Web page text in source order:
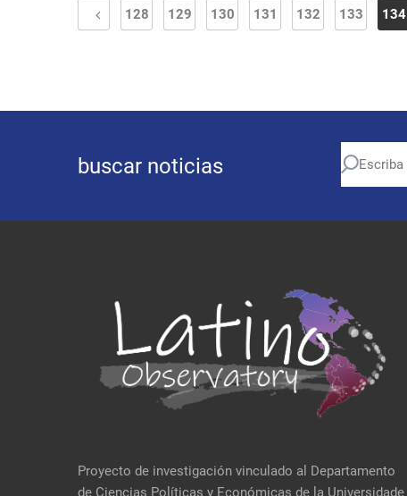
128 129 130 131 132 133 134
buscar noticias
Proyecto de investigación vinculado al Departamento
de Ciencias Políticas y Económicas de la Universidade